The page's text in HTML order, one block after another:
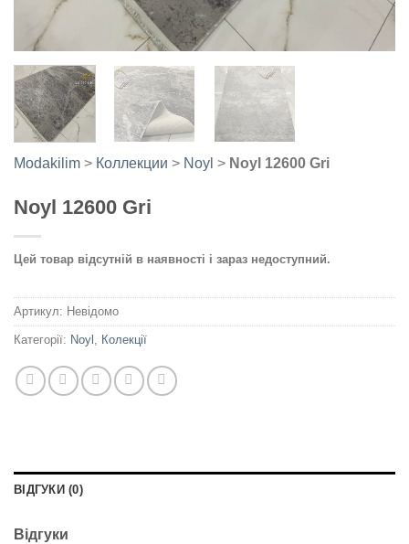
Modakilim > Коллекции > Noyl > Noyl 12600 Gri
Noyl 12600 Gri
Цей товар відсутній в наявності і зараз недоступний.
Артикул: Невідомо
Категорії: Noyl , Колекції
ВІДГУКИ (0)
Відгуки